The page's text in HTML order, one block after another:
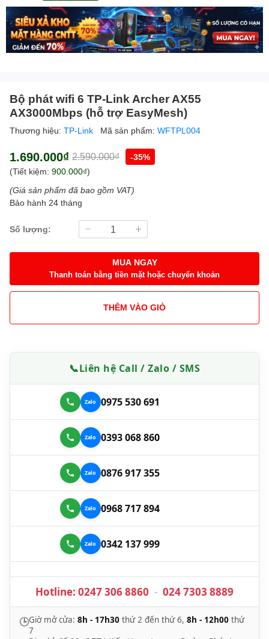
Bộ phát wifi 6 TP-Link Archer AX55
AX3000Mbps (hỗ trợ EasyMesh)
Thương hiệu: TP-Link Mã sản phẩm: WFTPL004
1.690.000₫ 2.590.000₫
-35%
(Tiết kiệm: 900.000₫)
(Giá sản phẩm đã bao gồm VAT)
Bảo hành 24 tháng
Số lượng:
MUA NGAY
Thanh toán bằng tiền mặt hoặc chuyển khoản
THÊM VÀO GIỎ
📞Liên hệ Call / Zalo / SMS
0975 530 691
0393 068 860
0876 917 355
0968 717 894
0342 137 999
Hotline: 0247 306 8860 - 024 7303 8889
🕒Giờ mở cửa: 8h - 17h30 thứ 2 đến thứ 6, 8h - 12h00 thứ
7